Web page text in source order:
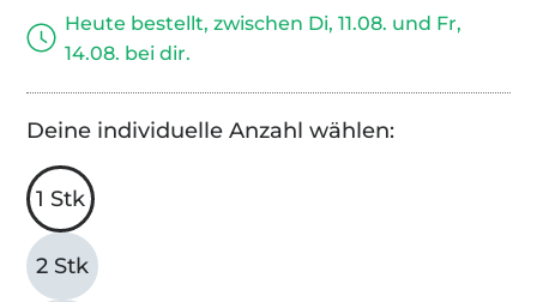
Heute bestellt, zwischen Di, 11.08. und Fr,
14.08. bei dir.
Deine individuelle Anzahl wählen:
1 Stk
2 Stk